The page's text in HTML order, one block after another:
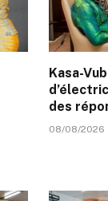
Kasa-
des
08/08/2026